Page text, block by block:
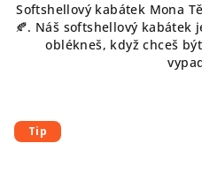
Softshellový kabátek Mona
🍂. Náš softshellový kabátek
oblékneš, když chceš
Tip